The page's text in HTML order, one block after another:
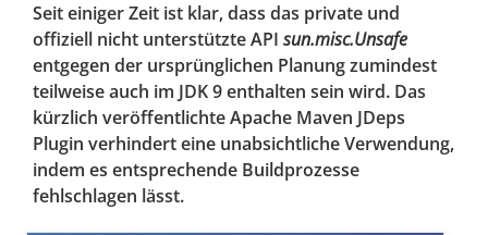
Seit einiger Zeit ist klar, dass das private und
offiziell nicht unterstützte API sun.misc.Unsafe
entgegen der ursprünglichen Planung zumindest
teilweise auch im JDK 9 enthalten sein wird. Das
kürzlich veröffentlichte Apache Maven JDeps
Plugin verhindert eine unabsichtliche Verwendung,
indem es entsprechende Buildprozesse
fehlschlagen lässt.